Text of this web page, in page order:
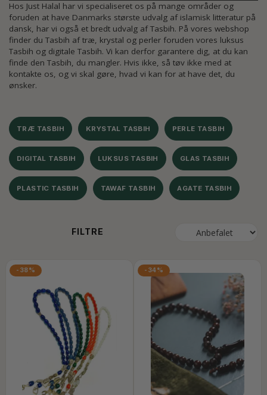
Hos Just Halal har vi specialiseret os på mange områder og
foruden at have Danmarks største udvalg af islamisk litteratur på
dansk, har vi også et bredt udvalg af Tasbih. På vores webshop
finder du Tasbih af træ, krystal og perler foruden vores luksus
Tasbih og digitale Tasbih. Vi kan derfor garantere dig, at du kan
finde den Tasbih, du mangler. Hvis ikke, så tøv ikke med at
kontakte os, og vi skal gøre, hvad vi kan for at have det, du
ønsker.
TRÆ TASBIH KRYSTAL TASBIH PERLE TASBIH
DIGITAL TASBIH LUKSUS TASBIH GLAS TASBIH
PLASTIC TASBIH TAWAF TASBIH AGATE TASBIH
FILTRE
-38% -34%